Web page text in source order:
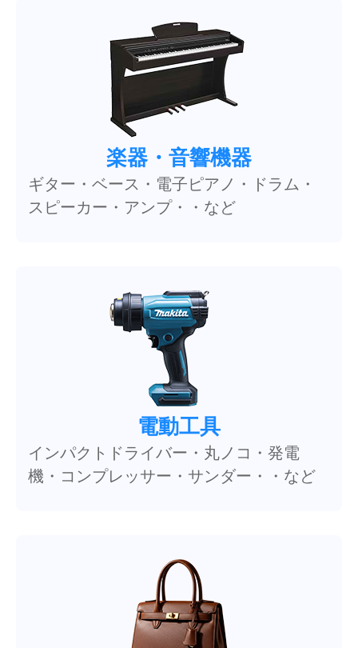
楽器・音響機器
ギター・ベース・電子ピアノ・ドラム・
スピーカー・アンプ・・など
電動工具
インパクトドライバー・丸ノコ・発電
機・コンプレッサー・サンダー・・など